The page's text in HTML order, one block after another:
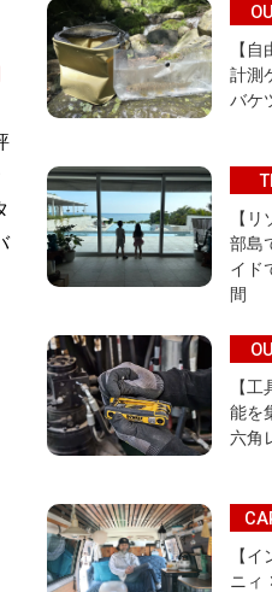
【
計測
バケ
【
部島
イド
間
【
能を
六角
【
ニィ